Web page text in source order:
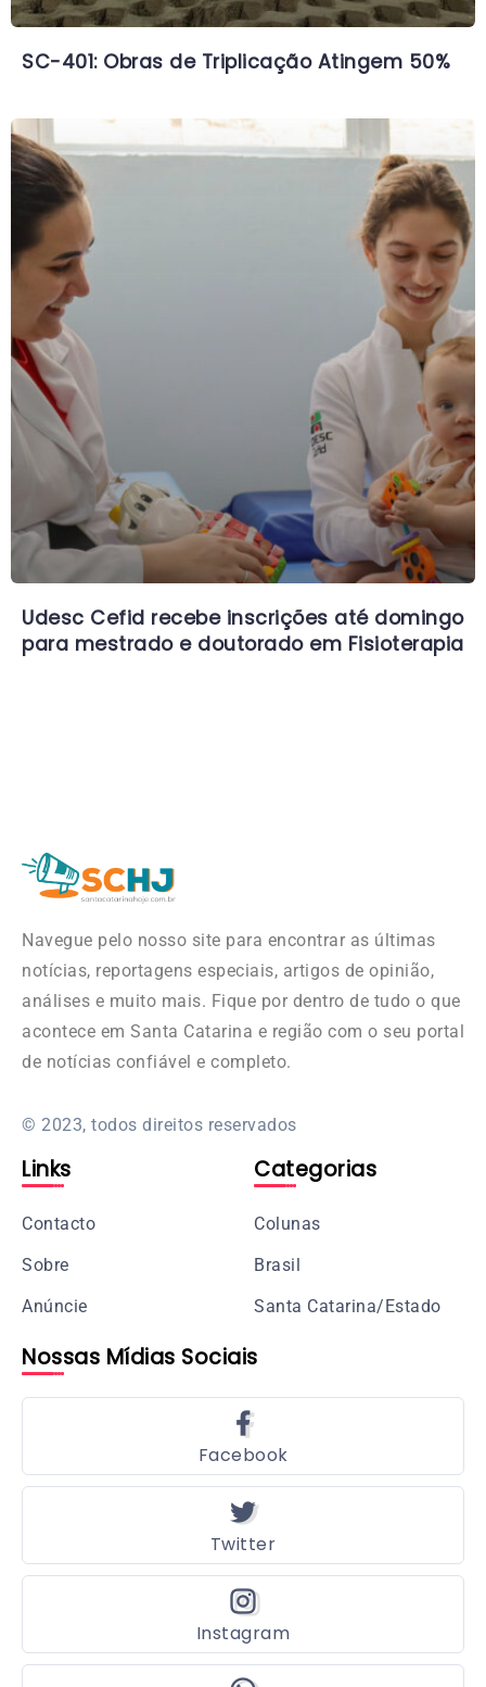
SC-401: Obras de Triplicação Atingem 50%
Udesc Cefid recebe inscrições até domingo
para mestrado e doutorado em Fisioterapia
Navegue pelo nosso site para encontrar as últimas
notícias, reportagens especiais, artigos de opinião,
análises e muito mais. Fique por dentro de tudo o que
acontece em Santa Catarina e região com o seu portal
de notícias confiável e completo.
© 2023, todos direitos reservados
Links
Contacto
Sobre
Anúncie
Categorias
Colunas
Brasil
Santa Catarina/Estado
Nossas Mídias Sociais
Facebook
Twitter
Instagram